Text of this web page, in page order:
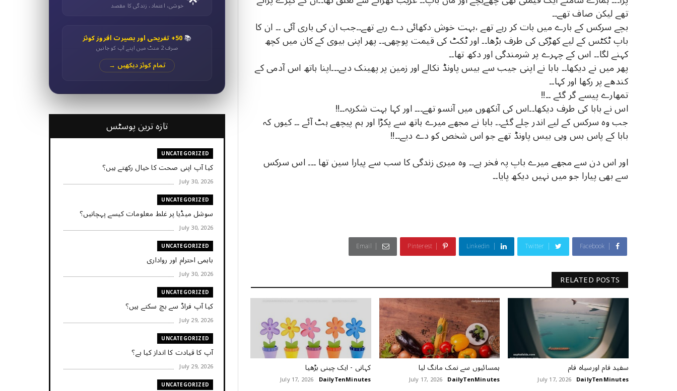
تھے لیکن صاف تھے۔۔
بچے سرکس کے بارے میں بات کر رہے تھے ،بہت خوش دکھائی دے رہے تھے۔۔جب ان کی باری آئی ۔۔ ان کا
باپ ٹکٹس کے لیے کھڑکی کی طرف بڑھا۔۔ اور ٹکٹ کی قیمت پوچھی۔۔ پھر اپنی بیوی کے کان میں کچھ
کہنے لگا۔۔ اس کے چہرے پر شرمندگی اور دکھ تھا۔۔
پھر میں نے دیکھا۔۔ بابا نے اپنی جیب سے بیس پاونڈ نکالے اور زمین پر پھینک دیے۔۔۔اپنا ہاتھ اس آدمی کے
کندھے پر رکھا اور کہا۔۔
تمھارے پیسے گر گئے ۔۔!!
اس نے بابا کی طرف دیکھا۔۔اس کی آنکھوں میں آنسو تھے۔۔۔ اور کہا بہت شکریہ۔۔!!
جب وہ سرکس کے لیے اندر چلے گئے۔۔ بابا نے مجھے میرے ہاتھ سے پکڑا اور ہم پیچھے ہٹ آئے ۔۔ کیوں کہ
بابا کے پاس بس وہی بیس پاونڈ تھے جو اس شخص کو دے دیے۔۔!!
اور اس دن سے مجھے میرے باپ پہ فخر ہے۔۔ وہ میری زندگی کا سب سے پیارا سین تھا ۔۔۔ اس سرکس
سے بھی پیارا جو میں نہیں دیکھ پایا۔۔
Facebook
Twitter
Linkedin
Pinterest
Email
RELATED POSTS
سفید فام اورسیاہ فام
DailyTenMinutes
July 17, 2026
ہمسائیوں سے نمک مانگ لیا
DailyTenMinutes
July 17, 2026
کہانی - ایک چینی بڑھیا
DailyTenMinutes
July 17, 2026
خوشی، اعتماد، زندگی کا مقصد
📚50+ تفریحی اور بصیرت افروز کوئز
صرف 2 منٹ میں اپنے آپ کو جانیں
تمام کوئز دیکھیں →
تازہ ترین پوسٹس
UNCATEGORIZED
کیا آپ اپنی صحت کا خیال رکھتے ہیں؟
July 30, 2026
UNCATEGORIZED
سوشل میڈیا پر غلط معلومات کیسے پہچانیں؟
July 30, 2026
UNCATEGORIZED
باہمی احترام اور رواداری
July 30, 2026
UNCATEGORIZED
کیا آپ فراڈ سے بچ سکتے ہیں؟
July 29, 2026
UNCATEGORIZED
آپ کا قیادت کا انداز کیا ہے؟
July 29, 2026
UNCATEGORIZED